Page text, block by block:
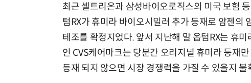
최근 셀트리온과 삼성바이오로직스의 미국 보험
텀RX가 휴미라 바이오시밀러 추가 등재로 암젠의
테조를 확정지었다. 앞서 지난해 말 옵텀RX는 휴
인 CVS케어마크는 당분간 오리지널 휴미라 등재
등재 되지 않으면 시장 경쟁력을 가질 수 있을지 불